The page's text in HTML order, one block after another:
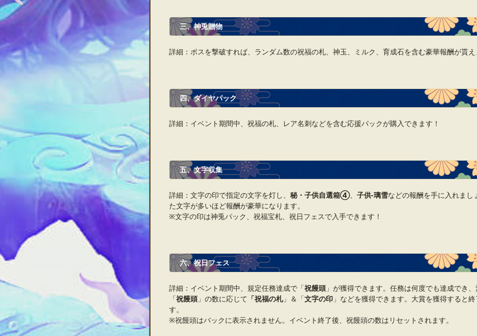
三、神兎贈物
詳細：ボスを撃破すれば、ランダム数の祝福の札、神玉、ミルク、育成石を含む豪華報酬が貰え
四、ダイヤパック
詳細：イベント期間中、祝福の札、レア名刺などを含む応援パックが購入できます！
五、文字収集
詳細：文字の印で指定の文字を灯し、 秘・子供自選箱④、 子供‐璃雪などの報酬を手に入れまし
た文字が多いほど報酬が豪華になります。
※文字の印は神兎パック、祝福宝札、祝日フェスで入手できます！
六、祝日フェス
詳細：イベント期間中、規定任務達成で「祝饅頭 」が獲得できます。任務は何度でも達成でき
「祝饅頭 」の数に応じて 「祝福の札」＆「文字の印 」などを獲得できます。大賞を獲得すると
す。
※祝饅頭はバックに表示されません。イベント終了後、祝饅頭の数はリセットされます。